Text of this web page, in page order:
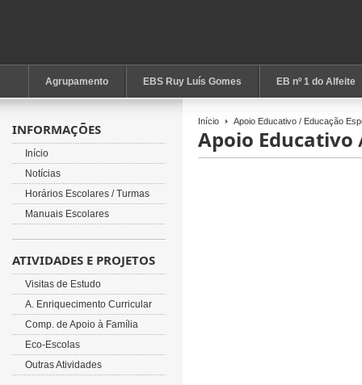
Agrupamento EBS Ruy Luís Gomes EB nº 1 do Alfeite
Início Apoio Educativo / Educação
Apoio Educativo
INFORMAÇÕES
Início
Notícias
Horários Escolares / Turmas
Manuais Escolares
ATIVIDADES E PROJETOS
Visitas de Estudo
A. Enriquecimento Curricular
Comp. de Apoio à Família
Eco-Escolas
Outras Atividades